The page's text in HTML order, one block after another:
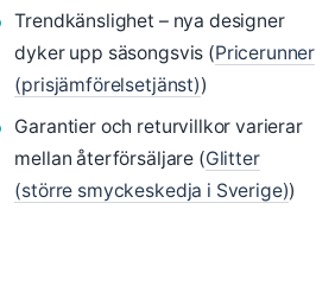
Trendkänslighet – nya designer
dyker upp säsongsvis (Pricerunner
(prisjämförelsetjänst))
Garantier och returvillkor varierar
mellan återförsäljare (Glitter
(större smyckeskedja i Sverige))